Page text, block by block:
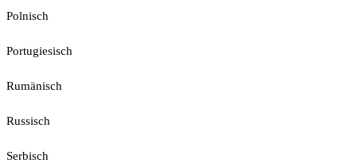
Polnisch
Portugiesisch
Rumänisch
Russisch
Serbisch